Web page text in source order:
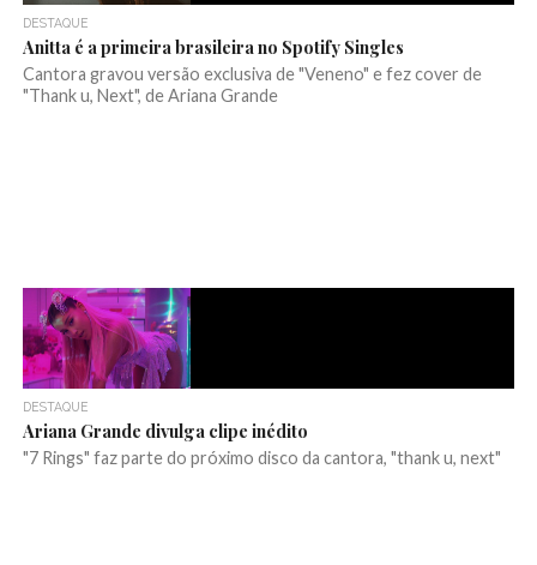
DESTAQUE
Anitta é a primeira brasileira no Spotify Singles
Cantora gravou versão exclusiva de "Veneno" e fez cover de
"Thank u, Next", de Ariana Grande
DESTAQUE
Ariana Grande divulga clipe inédito
"7 Rings" faz parte do próximo disco da cantora, "thank u, next"